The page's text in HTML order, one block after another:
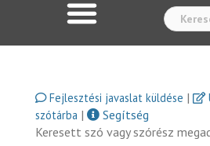
Fejlesztési javaslat küldése |
szótárba |
Segítség
Keresett szó vagy szórész